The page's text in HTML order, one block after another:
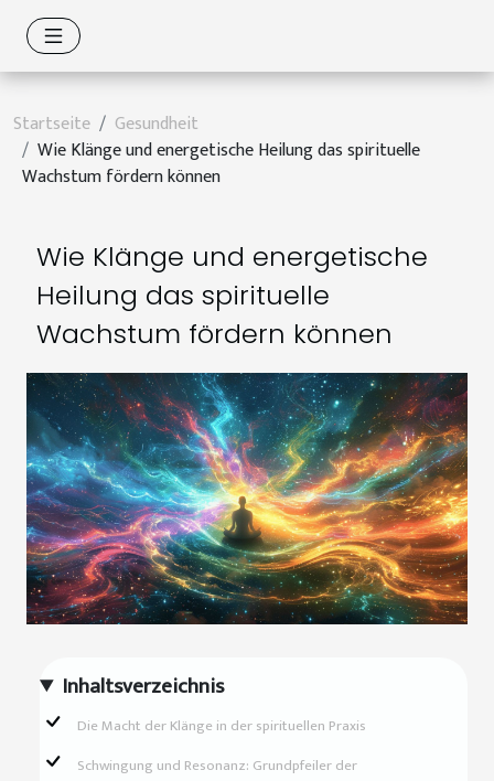
Startseite
Gesundheit
Wie Klänge und energetische Heilung das spirituelle
Wachstum fördern können
Wie Klänge und energetische
Heilung das spirituelle
Wachstum fördern können
Inhaltsverzeichnis
Die Macht der Klänge in der spirituellen Praxis
Schwingung und Resonanz: Grundpfeiler der